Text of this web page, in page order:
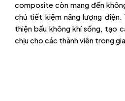
composite còn mang đến
chủ tiết kiệm năng lượng điện.
thiện bầu không khí sống, tạo
chịu cho các thành viên trong